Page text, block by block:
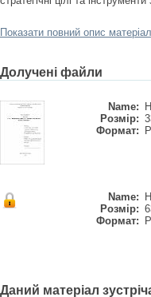
Показати повний опис
Долучені файли
Name:
Розмір:
Формат:
Name:
Розмір:
Формат:
Даний матеріал